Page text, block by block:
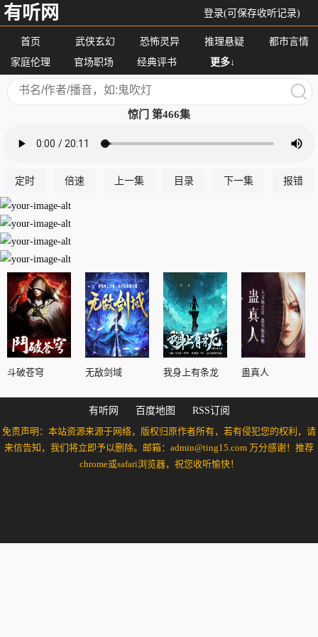
有听网 登录(可保存收听记录)
首页 武侠玄幻 恐怖灵异 推理悬疑
都市言情
家庭伦理
官场职场 经典评书 更多↓
惊门 第466集
定时 倍速 上一集 目录 下一集 报错
斗破苍穹 无敌剑域 我身上有条龙 蛊真人
有听网 百度地图
RSS订阅
免责声明：本站资源来源于网络，版权归原作者所有，若有侵犯您的权利，请
来信告知，我们将立即予以删除。邮箱：admin@ting15.com 万分感谢！推荐
chrome或safari浏览器，祝您收听愉快！